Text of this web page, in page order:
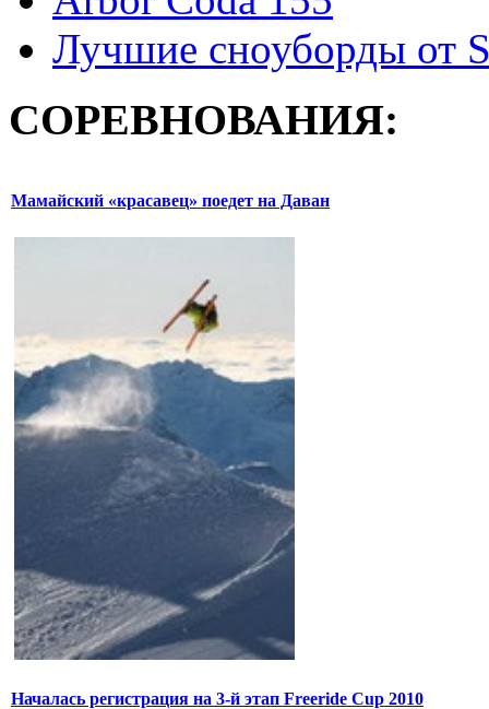
Лучшие сноуборды от
СОРЕВНОВАНИЯ:
Мамайский «красавец» поедет на Даван
Началась регистрация на 3-й этап Freeride Cup 2010